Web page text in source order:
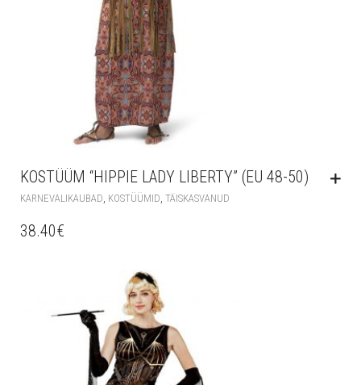
KOSTÜÜM “HIPPIE LADY LIBERTY” (EU 48-50)
KARNEVALIKAUBAD KOSTÜÜMID TÄISKASVANUD
38.40€